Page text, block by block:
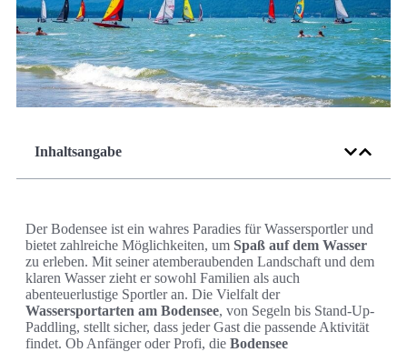
Inhaltsangabe
Der Bodensee ist ein wahres Paradies für Wassersportler und
bietet zahlreiche Möglichkeiten, um Spaß auf dem Wasser
zu erleben. Mit seiner atemberaubenden Landschaft und dem
klaren Wasser zieht er sowohl Familien als auch
abenteuerlustige Sportler an. Die Vielfalt der
Wassersportarten am Bodensee, von Segeln bis Stand-Up-
Paddling, stellt sicher, dass jeder Gast die passende Aktivität
findet. Ob Anfänger oder Profi, die Bodensee